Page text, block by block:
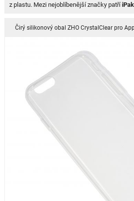
z plastu. Mezi nejoblíbenější značky patří
Čirý silikonový obal ZHO CrystalClear pro